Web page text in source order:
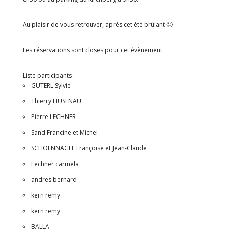
Au plaisir de vous retrouver, après cet été brûlant 🙂
Les réservations sont closes pour cet évènement.
Liste participants :
GUTERL Sylvie
Thierry HUSENAU
Pierre LECHNER
Sand Francine et Michel
SCHOENNAGEL Françoise et Jean-Claude
Lechner carmela
andres bernard
kern remy
kern remy
BALLA